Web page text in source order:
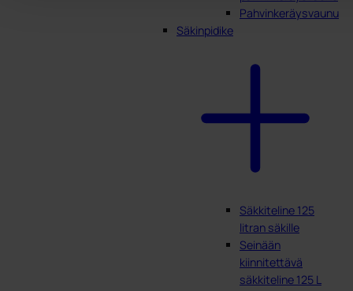
Pahvinkeräysvaunu
Säkinpidike
Säkkiteline 125
litran säkille
Seinään
kiinnitettävä
säkkiteline 125 L